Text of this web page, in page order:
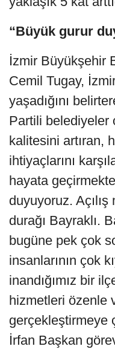
“Büyük gurur
İzmir Büyükşehir
Cemil Tugay,
yaşadığını
Partili belediyeler
kalitesini artıran,
ihtiyaçlarını
hayata
duyuyoruz.
durağı Bayraklı.
bugüne pek çok
insanlarının çok
inandığımız bir
hizmetleri özenle
gerçekleştirmeye
İrfan Başkan